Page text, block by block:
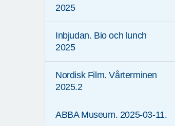
2025
Inbjudan. Bio och lunch
2025
Nordisk Film. Vårterminen
2025.2
ABBA Museum. 2025-03-11.